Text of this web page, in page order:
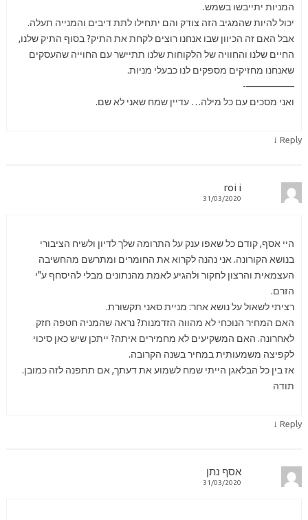
המניות יתייבשו בשמש.
יכול להיות שהמגיב הזה צודק והם יתחילו לתת דיבים והמנייה תעלה.
אבל האם זה הכיוון שבו אנחנו רוצים לקחת את התיק? בסוף התיק שלנו,
החיים שלנו והחוויה של הלקוחות שלנו תתיישר עם החוייה שהעסקים
שאנחנו מחזיקים מספקים לנו כבעלי מניות.
—————-
ואני מסכים עם כל מילה… עדיין שמח שאני לא שם.
Reply
↓
roi i
31/03/2020
היי אסף, קודם כל שאפו ענק על התרומה שלך לדיון ולשיח הציבורי
בנושא הקורונה. אני נהנה לקרוא את החומרים ומתרשם מהחשיבה
העצמאית והרצון לחקור ולהגיע לאמת מהנתונים מבלי להיסחף ע"י
הזרם.
רציתי לשאול על נושא אחר: מניית סאני תקשורת.
האם המחיר הנוכחי לא מהווה הזדמנות? נראה שהמניה חטפה חזק
לאחרונה. האם המשקיעים לא מחמירים איתה? ייתכן שיש כאן סיכוי
לקפיצה משמעותית במחיר בשנה הקרובה.
אז בין כל הבלאגן הייתי שמח לשמוע את דעתך, אם תתפנה לזה כמובן.
תודה
Reply
↓
אסף נתן
31/03/2020